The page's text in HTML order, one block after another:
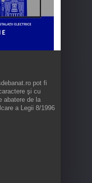
pot fi
şi cu
abatere de la
a Legii 8/1996